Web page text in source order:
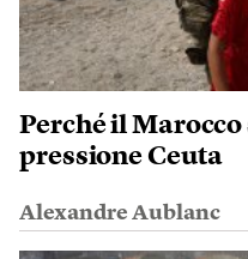
Perché il
pressione Ceuta
Alexandre Aublanc